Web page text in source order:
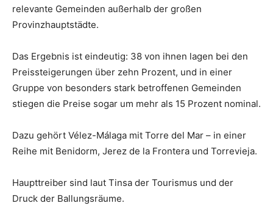
relevante Gemeinden außerhalb der großen
Provinzhauptstädte.
Das Ergebnis ist eindeutig: 38 von ihnen lagen bei den
Preissteigerungen über zehn Prozent, und in einer
Gruppe von besonders stark betroffenen Gemeinden
stiegen die Preise sogar um mehr als 15 Prozent nominal.
Dazu gehört Vélez-Málaga mit Torre del Mar – in einer
Reihe mit Benidorm, Jerez de la Frontera und Torrevieja.
Haupttreiber sind laut Tinsa der Tourismus und der
Druck der Ballungsräume.